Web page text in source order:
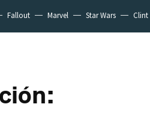
Fallout Marvel Star Wars
Clint